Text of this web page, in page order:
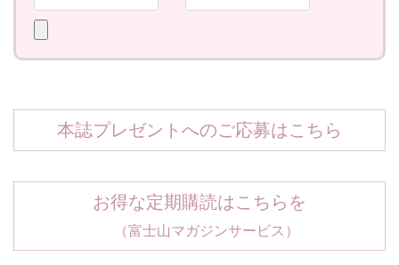
本誌プレゼントへのご応募はこちら
お得な定期購読はこちらを
（富士山マガジンサービス）